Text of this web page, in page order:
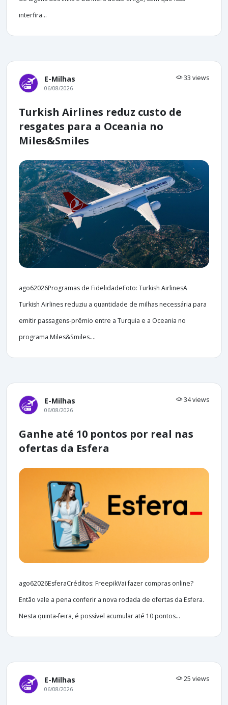
interfira...
E-Milhas 33 views
06/08/2026
Turkish Airlines reduz custo de
resgates para a Oceania no
Miles&Smiles
ago62026Programas de FidelidadeFoto: Turkish AirlinesA
Turkish Airlines reduziu a quantidade de milhas necessária para
emitir passagens-prêmio entre a Turquia e a Oceania no
programa Miles&Smiles....
E-Milhas 34 views
06/08/2026
Ganhe até 10 pontos por real nas
ofertas da Esfera
ago62026EsferaCréditos: FreepikVai fazer compras online?
Então vale a pena conferir a nova rodada de ofertas da Esfera.
Nesta quinta-feira, é possível acumular até 10 pontos...
E-Milhas 25 views
06/08/2026